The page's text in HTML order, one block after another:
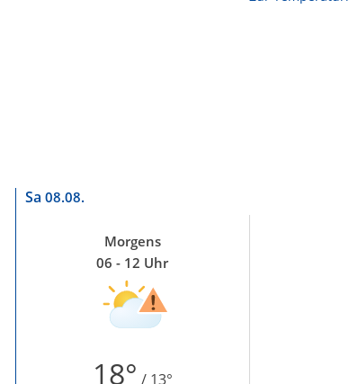
Sa 08.08.
Morgens
06 - 12 Uhr
18° / 13°